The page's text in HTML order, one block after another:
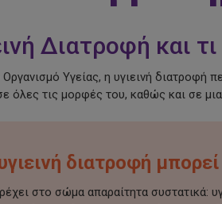
Διατροφή και
Υγείας, η υγιεινή διατροφή
όλες τις μορφές του, καθώς και σε
διατροφή
στο σώμα απαραίτητα συστατικά: